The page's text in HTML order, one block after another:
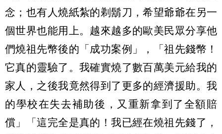
念；也有人燒紙紮的剃鬍刀，希望爺爺在另一
個世界也能用上。越來越多的歐美民眾分享他
們燒祖先幣後的「成功案例」，「祖先錢幣！
它真的靈驗了。我確實燒了數百萬美元給我的
家人，之後我竟然得到了更多的經濟援助。我
的學校在失去補助後，又重新拿到了全額賠
償」「這完全是真的！我已經在燒祖先錢了，